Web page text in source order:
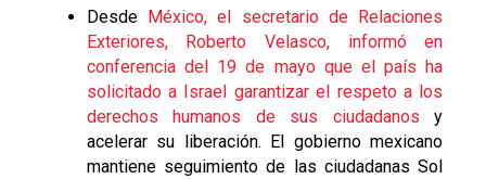
Desde
México, el secretario de Relaciones
Exteriores, Roberto Velasco, informó en
conferencia del 19 de mayo que el país ha
solicitado a Israel garantizar el respeto a los
derechos humanos de sus ciudadanos y
acelerar su liberación. El gobierno mexicano
mantiene seguimiento de las ciudadanas Sol